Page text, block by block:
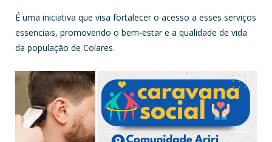
É uma iniciativa que visa fortalecer o acesso a esses serviços
essenciais, promovendo o bem-estar e a qualidade de vida
da população de Colares.